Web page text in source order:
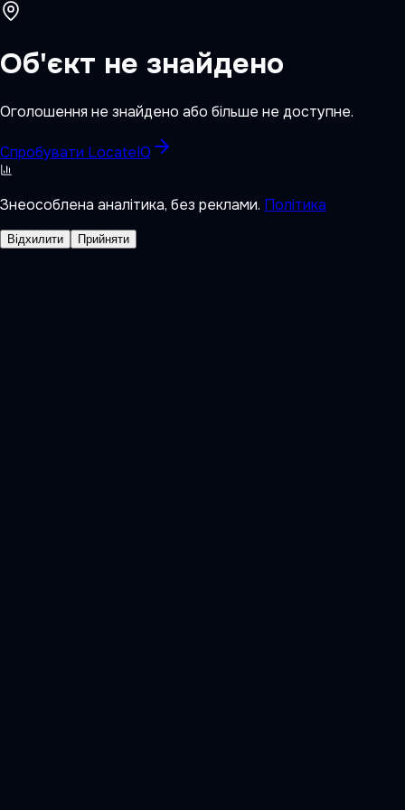
Об'єкт не знайдено
Оголошення не знайдено або більше не доступне.
Спробувати LocateIQ
Знеособлена аналітика, без реклами. Політика
Відхилити Прийняти